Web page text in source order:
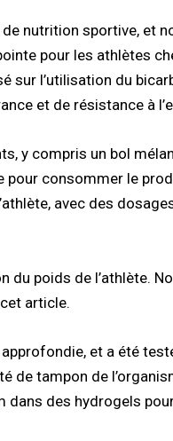
nutrition sportive, et
pour les athlètes
sur l’utilisation du
et de résistance à
y compris un bol
pour consommer le
avec des
poids de l’athlète.
article.
et a été
de tampon de
dans des hydrogels